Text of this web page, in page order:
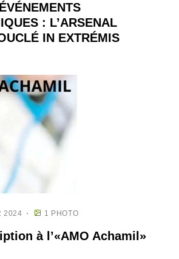
: L’ARSENAL
IN EXTRÉMIS
2024 1 PHOTO
à l’«AMO Achamil»